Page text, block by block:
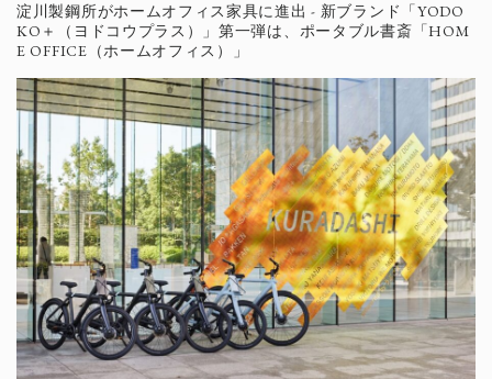
淀川製鋼所がホームオフィス家具に進出 - 新ブランド「YODO
KO＋（ヨドコウプラス）」第一弾は、ポータブル書斎「HOM
E OFFICE（ホームオフィス）」